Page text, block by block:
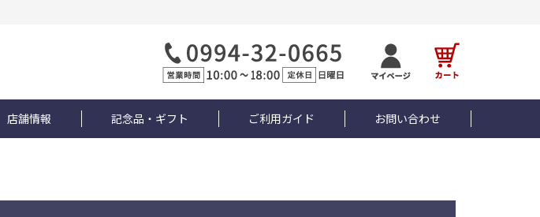
店舗情報 記念品・ギフト ご利用ガイド お問い合わせ